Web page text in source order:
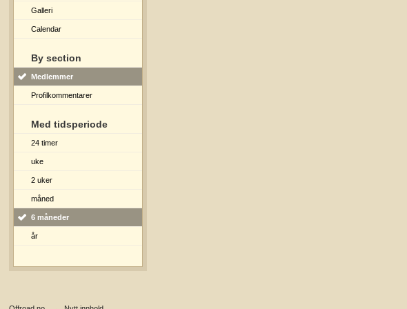
Galleri
Calendar
By section
Medlemmer
Profilkommentarer
Med tidsperiode
24 timer
uke
2 uker
måned
6 måneder
år